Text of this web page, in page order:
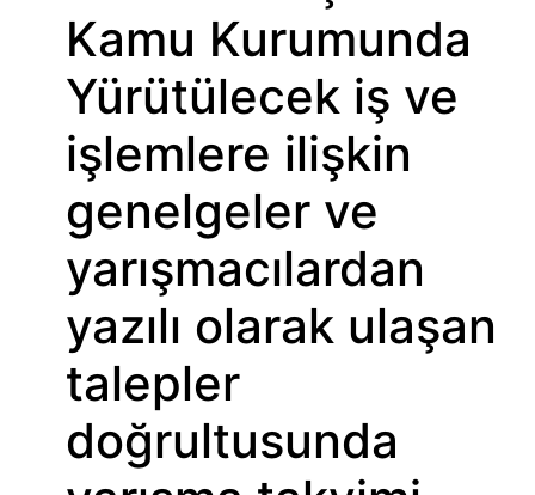
Kamu Kurumunda
Yürütülecek iş ve
işlemlere ilişkin
genelgeler ve
yarışmacılardan
yazılı olarak ulaşan
talepler
doğrultusunda